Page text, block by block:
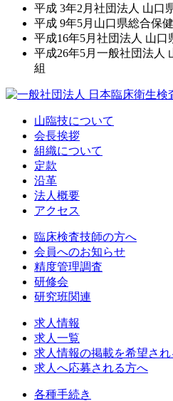
平成 3年2月 社団法人 山口
平成 9年5月 山口県総合保
平成16年5月 社団法人 山口
平成26年5月 一般社団法人
組
山臨技について
会長挨拶
組織について
定款
沿革
法人概要
アクセス
臨床検査技師の方へ
会員へのお知らせ
精度管理調査
研修会
研究班関連
求人情報
求人一覧
求人情報の掲載を希望さ
求人へ応募される方へ
各種手続き